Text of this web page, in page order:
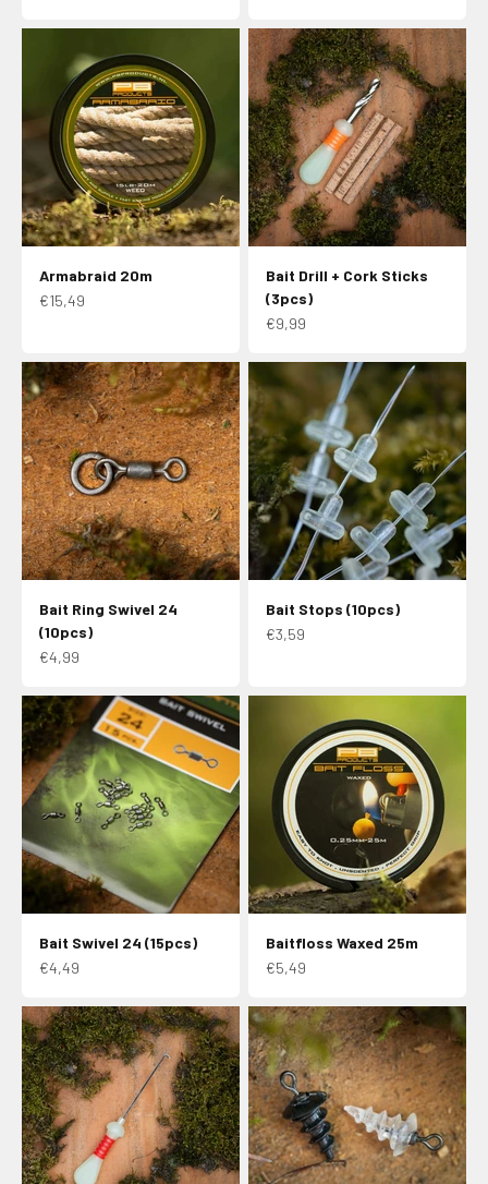
Armabraid 20m
Aanbiedingsprijs
€15,49
Bait Drill + Cork Sticks
(3pcs)
Aanbiedingsprijs
€9,99
Bait Ring Swivel 24
(10pcs)
Aanbiedingsprijs
€4,99
Bait Stops (10pcs)
Aanbiedingsprijs
€3,59
Bait Swivel 24 (15pcs)
Aanbiedingsprijs
€4,49
Baitfloss Waxed 25m
Aanbiedingsprijs
€5,49